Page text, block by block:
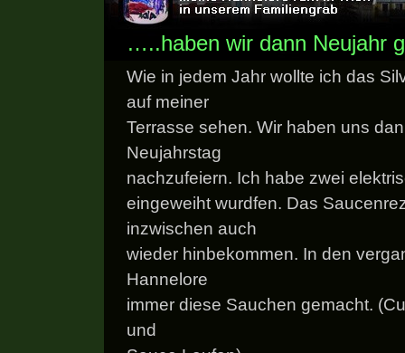
…..haben wir dann Neujahr
Wie in jedem Jahr wollte ich das
auf meiner
Terrasse sehen. Wir haben uns
Neujahrstag
nachzufeiern. Ich habe zwei
eingeweiht wurdfen. Das
inzwischen auch
wieder hinbekommen. In den
Hannelore
immer diese Sauchen gemacht.
und